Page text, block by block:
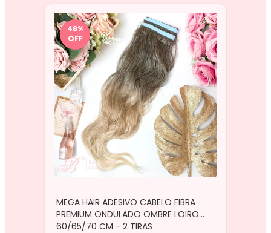
48%
OFF
MEGA HAIR ADESIVO CABELO FIBRA
PREMIUM ONDULADO OMBRE LOIRO
60/65/70 CM - 2 TIRAS